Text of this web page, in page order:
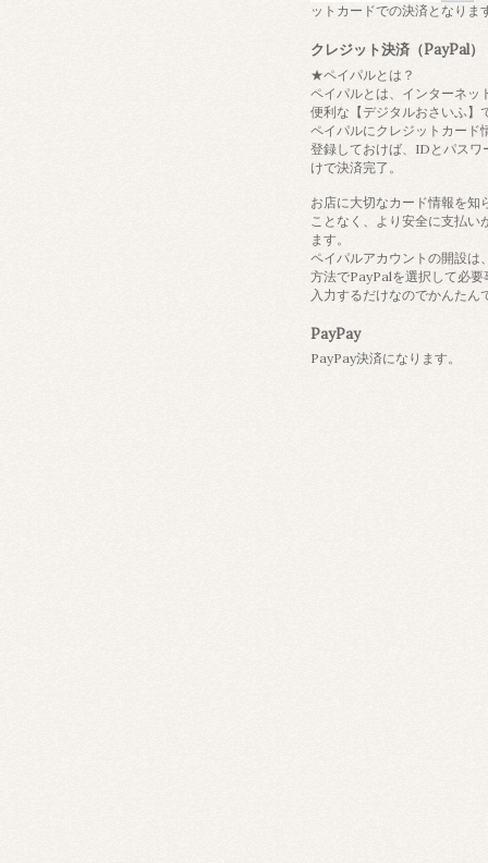
ットカードでの決済となりま
クレジット決済（PayPal）
★ペイパルとは？
ペイパルとは、インターネッ
便利な【デジタルおさいふ】
ペイパルにクレジットカード
登録しておけば、IDとパスワ
けで決済完了。
お店に大切なカード情報を知
ことなく、より安全に支払い
ます。
ペイパルアカウントの開設は
方法でPayPalを選択して必要
入力するだけなのでかんたん
PayPay
PayPay決済になります。